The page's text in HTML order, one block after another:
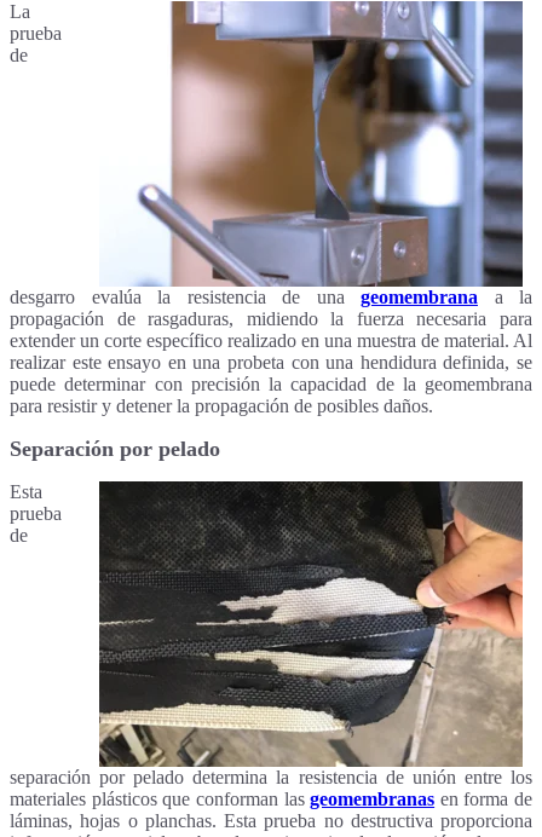
La
prueba
de
desgarro evalúa la resistencia de una geomembrana a la
propagación de rasgaduras, midiendo la fuerza necesaria para
extender un corte específico realizado en una muestra de material. Al
realizar este ensayo en una probeta con una hendidura definida, se
puede determinar con precisión la capacidad de la geomembrana
para resistir y detener la propagación de posibles daños.
Separación por pelado
Esta
prueba
de
separación por pelado determina la resistencia de unión entre los
materiales plásticos que conforman lasgeomembranas en forma de
láminas, hojas o planchas. Esta prueba no destructiva proporciona